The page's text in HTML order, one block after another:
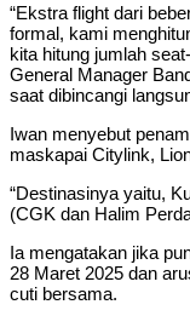
“Ekstra flight dari
formal, kami
kita hitung jumlah
General Manager
saat dibincangi
Iwan menyebut
maskapai Citylink,
“Destinasinya yaitu,
(CGK dan Halim
Ia mengatakan jika
28 Maret 2025 dan
cuti bersama.